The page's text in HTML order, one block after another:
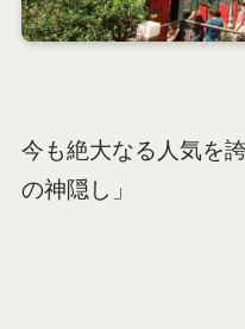
今も絶大なる人気を
の神隠し」